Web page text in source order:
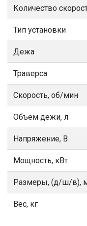
Количество
Тип установки
Дежа
Траверса
Скорость, об/мин
Объем дежи, л
Напряжение, В
Мощность, кВт
Размеры, (д/ш/в),
Вес, кг